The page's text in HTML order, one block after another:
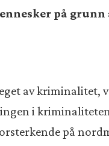
på grunn
av kriminalitet,
i
på